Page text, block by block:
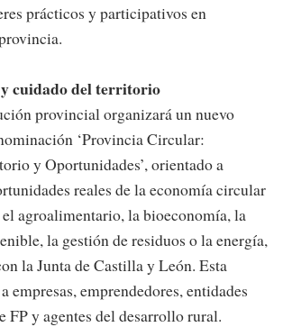
prácticos y participativos en
cuidado del territorio
provincial organizará un nuevo
‘Provincia Circular:
y Oportunidades’, orientado a
reales de la economía circular
el agroalimentario, la bioeconomía, la
la gestión de residuos o la energía,
la Junta de Castilla y León. Esta
empresas, emprendedores, entidades
FP y agentes del desarrollo rural.